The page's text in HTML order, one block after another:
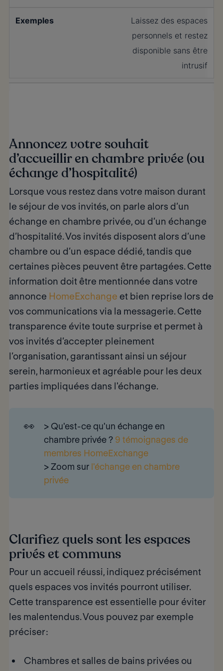
Laissez des espaces
personnels et restez
disponible sans être
intrusif
Annoncez votre souhait
d’accueillir en chambre privée (ou
échange d’hospitalité)
Lorsque vous restez dans votre maison durant
le séjour de vos invités, on parle alors d’un
échange en chambre privée, ou d’un échange
d’hospitalité. Vos invités disposent alors d’une
chambre ou d’un espace dédié, tandis que
certaines pièces peuvent être partagées. Cette
information doit être mentionnée dans votre
annonce HomeExchange et bien reprise lors de
vos communications via la messagerie. Cette
transparence évite toute surprise et permet à
vos invités d’accepter pleinement
l’organisation, garantissant ainsi un séjour
serein, harmonieux et agréable pour les deux
parties impliquées dans l'échange.
👀
> Qu'est-ce qu'un échange en
chambre privée ? 9 témoignages de
membres HomeExchange
> Zoom sur l'échange en chambre
privée
Clarifiez quels sont les espaces
privés et communs
Pour un accueil réussi, indiquez précisément
quels espaces vos invités pourront utiliser.
Cette transparence est essentielle pour éviter
les malentendus. Vous pouvez par exemple
préciser :
Chambres et salles de bains privées ou